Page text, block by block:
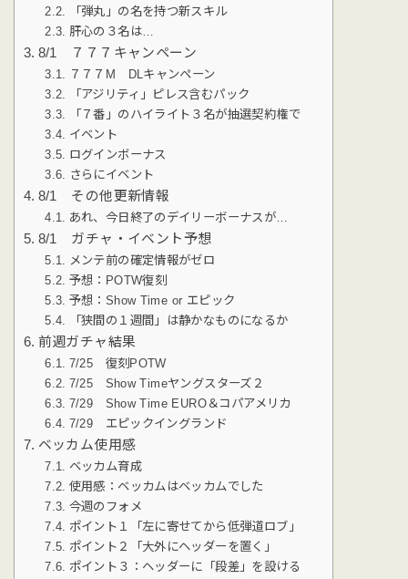
「弾丸」の名を持つ新スキル
肝心の３名は…
8/1 ７７７キャンペーン
７７７M DLキャンペーン
「アジリティ」ピレス含むパック
「７番」のハイライト３名が抽選契約権で
イベント
ログインボーナス
さらにイベント
8/1 その他更新情報
あれ、今日終了のデイリーボーナスが…
8/1 ガチャ・イベント予想
メンテ前の確定情報がゼロ
予想：POTW復刻
予想：Show Time or エピック
「狭間の１週間」は静かなものになるか
前週ガチャ結果
7/25 復刻POTW
7/25 Show Timeヤングスターズ２
7/29 Show Time EURO＆コパアメリカ
7/29 エピックイングランド
ベッカム使用感
ベッカム育成
使用感：ベッカムはベッカムでした
今週のフォメ
ポイント１「左に寄せてから低弾道ロブ」
ポイント２「大外にヘッダーを置く」
ポイント３：ヘッダーに「段差」を設ける